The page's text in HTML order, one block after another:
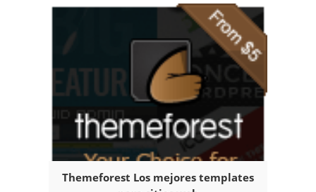
Themeforest Los mejores templates